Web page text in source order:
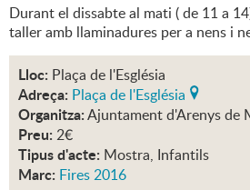
Durant el dissabte al mati ( de 11 a
taller amb llaminadures per a nens i
Lloc: Plaça de l'Església
Adreça: Plaça de l'Església
Organitza:Ajuntament d'Arenys de
Preu: 2€
Tipus d'acte: Mostra, Infantils
Marc: Fires 2016